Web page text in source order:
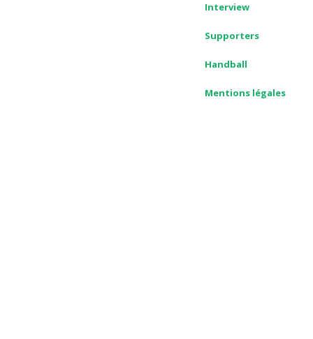
Interview
Supporters
Handball
Mentions légales